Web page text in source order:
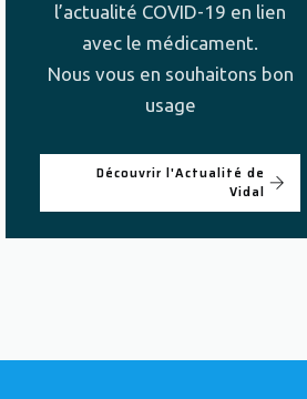
l’actualité COVID-19 en lien
avec le médicament.
Nous vous en souhaitons bon
usage
Découvrir l'Actualité de
Vidal